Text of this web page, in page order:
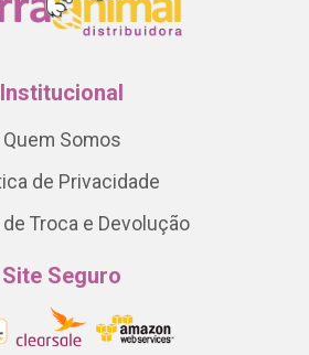
Institucional
Quem Somos
de Privacidade
Troca e Devolução
Site Seguro